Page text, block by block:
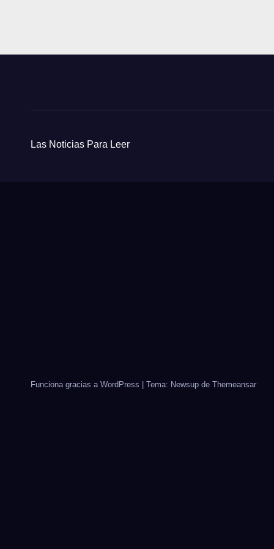
Las Noticias Para Leer
Funciona gracias a WordPress Tema: Newsup de Themeansar